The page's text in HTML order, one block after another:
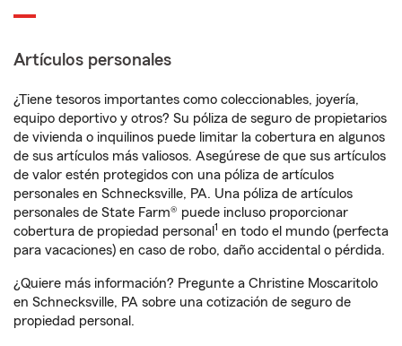
Artículos personales
¿Tiene tesoros importantes como coleccionables, joyería,
equipo deportivo y otros? Su póliza de seguro de propietarios
de vivienda o inquilinos puede limitar la cobertura en algunos
de sus artículos más valiosos. Asegúrese de que sus artículos
de valor estén protegidos con una póliza de artículos
personales en Schnecksville, PA. Una póliza de artículos
personales de State Farm® puede incluso proporcionar
cobertura de propiedad personal 1 en todo el mundo (perfecta
para vacaciones) en caso de robo, daño accidental o pérdida.
¿Quiere más información? Pregunte a Christine Moscaritolo
en Schnecksville, PA sobre una cotización de seguro de
propiedad personal.